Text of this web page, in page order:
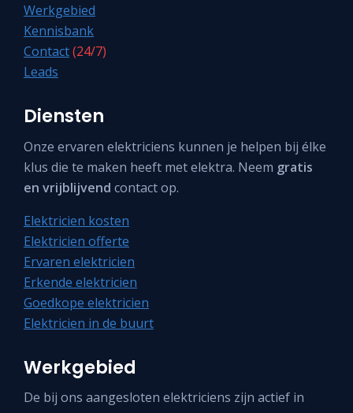
Werkgebied
Kennisbank
Contact(24/7)
Leads
Diensten
Onze ervaren elektriciens kunnen je helpen bij élke
klus die te maken heeft met elektra. Neem gratis
en vrijblijvend contact op.
Elektricien kosten
Elektricien offerte
Ervaren elektricien
Erkende elektricien
Goedkope elektricien
Elektricien in de buurt
Werkgebied
De bij ons aangesloten elektriciens zijn actief in